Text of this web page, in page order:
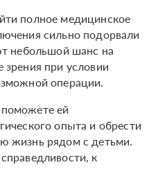
полное медицинское
сильно подорвали
небольшой шанс на
зрения при условии
операции.
ей
опыта и обрести
жизнь рядом с детьми.
к